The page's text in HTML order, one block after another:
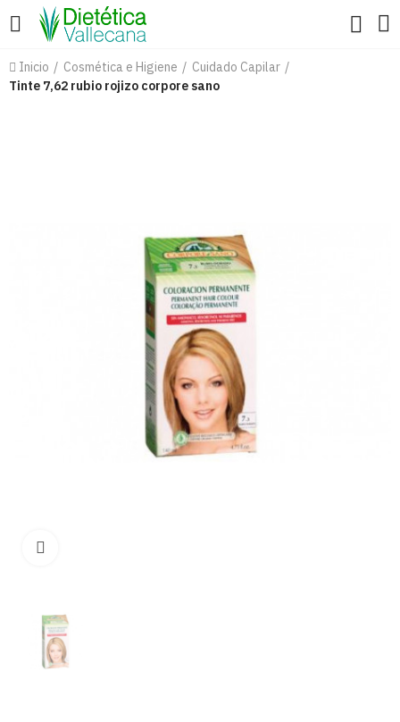
Inicio Cosmética e Higiene
Cuidado Capilar
Tinte 7,62 rubio rojizo corpore sano